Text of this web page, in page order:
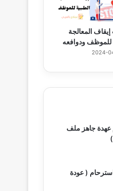
المعالجة
للموظف ودوافعه
2024-
عهدة جاهز ملف
( عودة